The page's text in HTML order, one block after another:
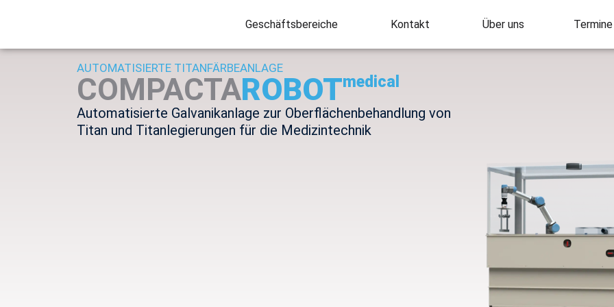
Geschäftsbereiche Kontakt Über uns Termine
AUTOMATISIERTE TITANFÄRBEANLAGE
COMPACTAROBOTmedical
Automatisierte Galvanikanlage zur Oberflächenbehandlung von
Titan und Titanlegierungen für die Medizintechnik